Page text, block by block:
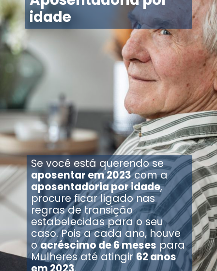
idade
Se você está querendo se
aposentar em 2023com a
aposentadoria por idade,
procure ficar ligado nas
regras de transição
estabelecidas para o seu
caso. Pois a cada ano, houve
oacréscimo de 6 meses para
Mulheres até atingir 62 anos